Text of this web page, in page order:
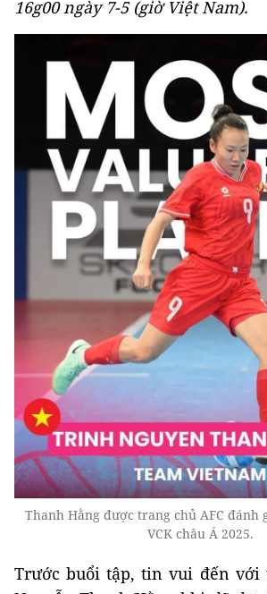
16g00 ngày 7-5 (giờ Việt Nam).
Thanh Hằng được trang chủ AFC đánh
VCK châu Á 2025.
Trước buổi tập, tin vui đến với